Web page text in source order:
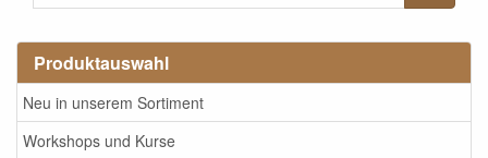
Produktauswahl
Neu in unserem Sortiment
Workshops und Kurse